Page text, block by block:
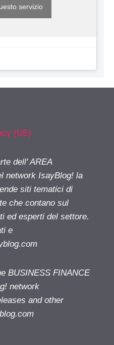
servizio
(UE)
dell' AREA
network IsayBlog! la
siti tematici di
che contano sul
ed esperti del settore.
e
BUSINESS FINANCE
network
and other